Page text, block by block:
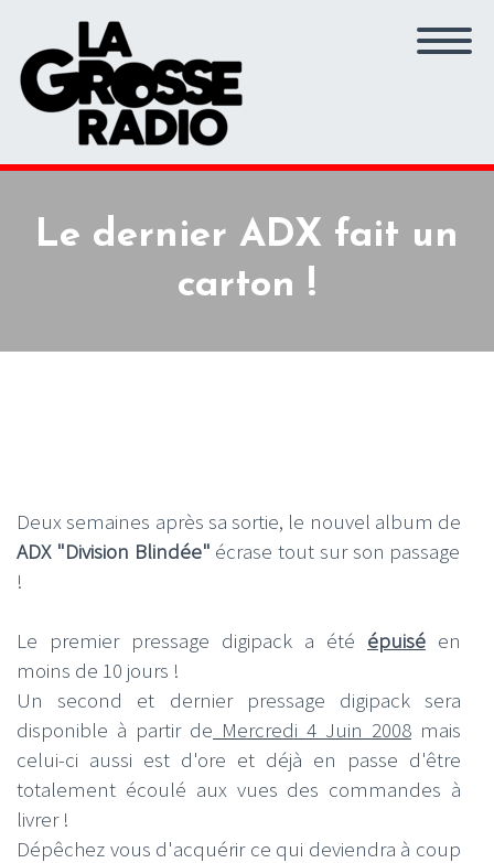
Le dernier ADX fait un
carton !
Deux semaines après sa sortie, le nouvel album de
ADX "Division Blindée" écrase tout sur son passage
!
Le premier pressage digipack a été épuisé en
moins de 10 jours !
Un second et dernier pressage digipack sera
disponible à partir de Mercredi 4 Juin 2008 mais
celui-ci aussi est d'ore et déjà en passe d'être
totalement écoulé aux vues des commandes à
livrer !
Dépêchez vous d'acquérir ce qui deviendra à coup